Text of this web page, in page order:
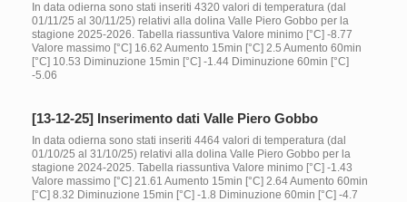
In data odierna sono stati inseriti 4320 valori di temperatura (dal
01/11/25 al 30/11/25) relativi alla dolina Valle Piero Gobbo per la
stagione 2025-2026. Tabella riassuntiva Valore minimo [°C] -8.77
Valore massimo [°C] 16.62 Aumento 15min [°C] 2.5 Aumento 60min
[°C] 10.53 Diminuzione 15min [°C] -1.44 Diminuzione 60min [°C]
-5.06
[13-12-25] Inserimento dati Valle Piero Gobbo
In data odierna sono stati inseriti 4464 valori di temperatura (dal
01/10/25 al 31/10/25) relativi alla dolina Valle Piero Gobbo per la
stagione 2024-2025. Tabella riassuntiva Valore minimo [°C] -1.43
Valore massimo [°C] 21.61 Aumento 15min [°C] 2.64 Aumento 60min
[°C] 8.32 Diminuzione 15min [°C] -1.8 Diminuzione 60min [°C] -4.7